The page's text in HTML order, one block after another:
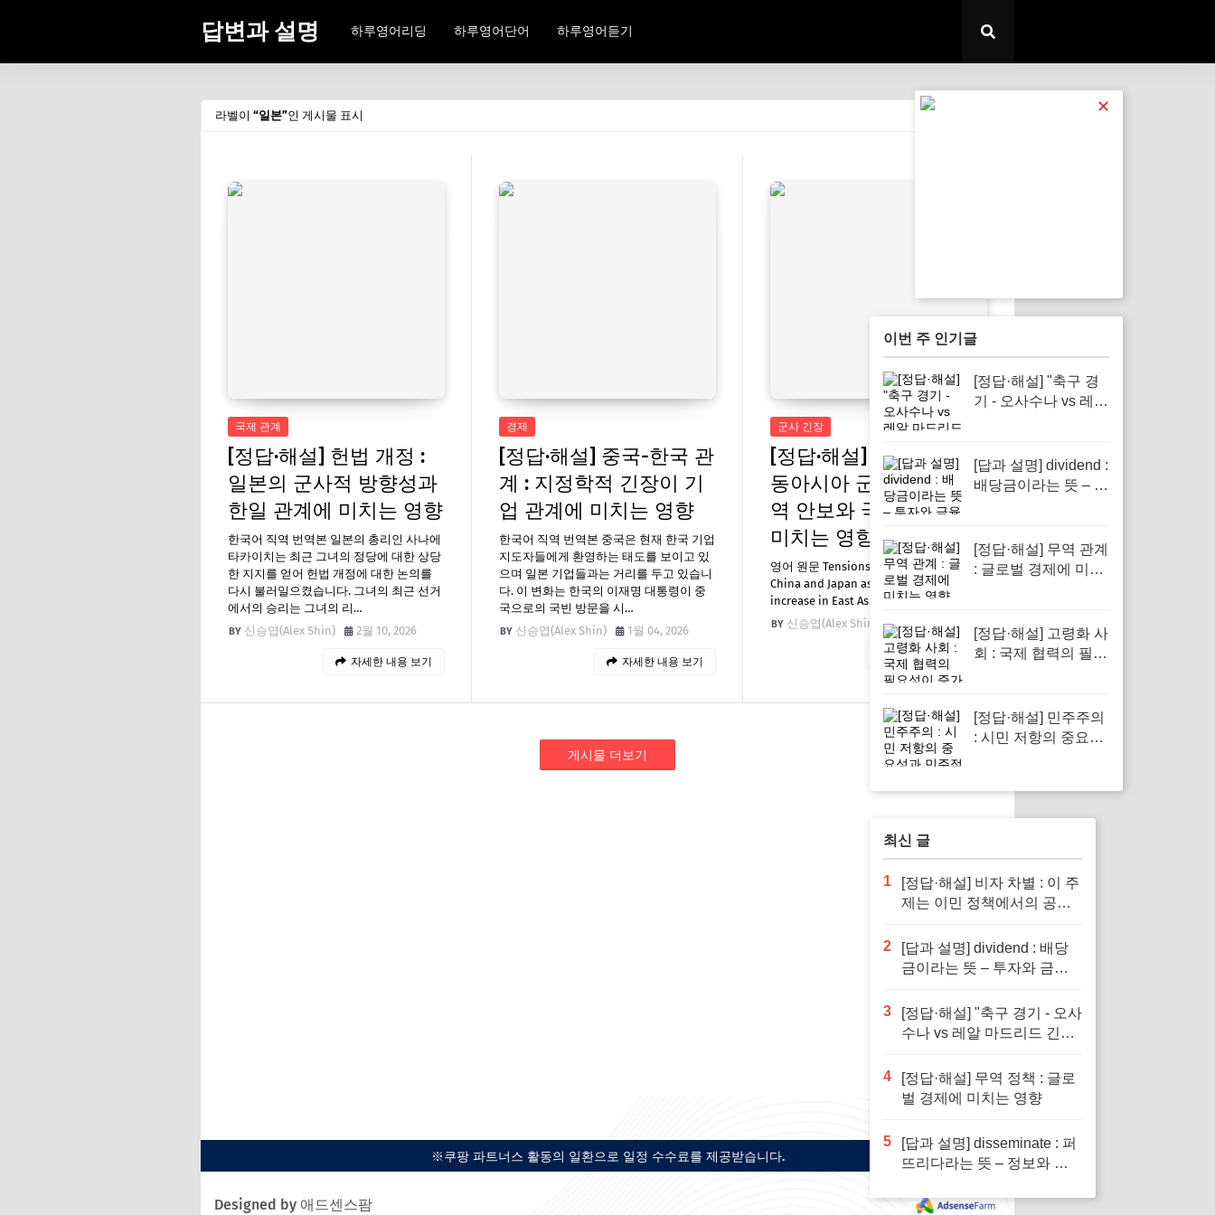
답변과 설명 하루영어리딩 하루영어단어 하루영어듣기
라벨이 일본 인 게시물 표시
국제 관계
[정답·해설] 헌법 개정 :
일본의 군사적 방향성과
한일 관계에 미치는 영향
한국어 직역 번역본 일본의 총리인 사나에
타카이치는 최근 그녀의 정당에 대한 상당
한 지지를 얻어 헌법 개정에 대한 논의를
다시 불러일으켰습니다. 그녀의 최근 선거
에서의 승리는 그녀의 리…
신승엽(Alex Shin)
2월 10, 2026
자세한 내용 보기
경제
[정답·해설] 중국-한국 관
계 : 지정학적 긴장이 기
업 관계에 미치는 영향
한국어 직역 번역본 중국은 현재 한국 기업
지도자들에게 환영하는 태도를 보이고 있
으며 일본 기업들과는 거리를 두고 있습니
다. 이 변화는 한국의 이재명 대통령이 중
국으로의 국빈 방문을 시…
신승엽(Alex Shin)
1월 04, 2026
자세한 내용 보기
군사 긴장
[정답·해설] [하루듣기]
동아시아 군사 긴장 - 지
역 안보와 국제 관계에
미치는 영향
영어 원문 Tensions are rising between
China and Japan as military activities
increase in East Asia. A recen…
신승엽(Alex Shin)
12월 16, 2025
자세한 내용 보기
게시물 더보기
※쿠팡 파트너스 활동의 일환으로 일정 수수료를 제공받습니다.
Designed by 애드센스팜
✕
이번 주 인기글
[정답·해설] "축구 경
기 - 오사수나 vs 레알
[답과 설명] dividend :
배당금이라는 뜻 – 투
아야 할 단어입니다
[정답·해설] 무역 관계
: 글로벌 경제에 미치
[정답·해설] 고령화 사
회 : 국제 협력의 필요
[정답·해설] 민주주의
: 시민 저항의 중요성
최신 글
1
[정답·해설] 비자 차별 : 이 주
제는 이민 정책에서의 공정
2
[답과 설명] dividend : 배당
금이라는 뜻 – 투자와 금융
알아야 할 단어입니다
3
[정답·해설] "축구 경기 - 오사
수나 vs 레알 마드리드 긴장
4
[정답·해설] 무역 정책 : 글로
벌 경제에 미치는 영향
5
[답과 설명] disseminate : 퍼
뜨리다라는 뜻 – 정보와 지
할을 하는 단어